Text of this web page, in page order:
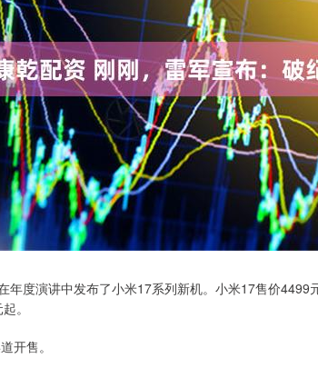
年度演讲中发布了小米17系列新机。小米17售价
。
开售。
-34.08 -0.24% 沪深300